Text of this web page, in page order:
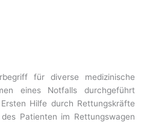
für diverse medizinische
eines Notfalls durchgeführt
Hilfe durch Rettungskräfte
Patienten im Rettungswagen